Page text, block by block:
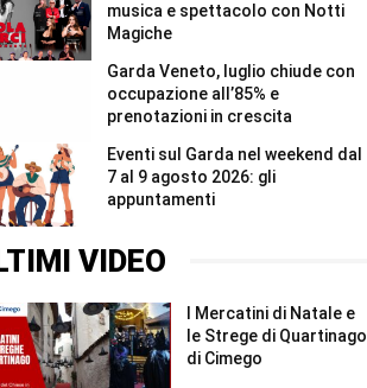
musica e spettacolo con Notti
Magiche
Garda Veneto, luglio chiude con
occupazione all’85% e
prenotazioni in crescita
Eventi sul Garda nel weekend dal
7 al 9 agosto 2026: gli
appuntamenti
VIDEO
I Mercatini di Natale e
le Strege di Quartinago
di Cimego